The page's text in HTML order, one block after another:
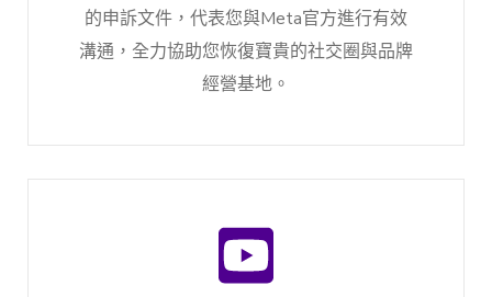
的申訴文件，代表您與Meta官方進行有效
溝通，全力協助您恢復寶貴的社交圈與品牌
經營基地。